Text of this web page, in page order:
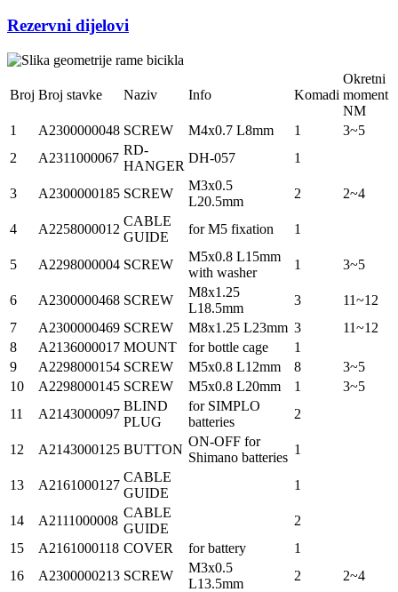
Rezervni dijelovi
Broj Broj stavke Naziv Info Komadi
Okretni
moment
NM
1
A2300000048 SCREW M4x0.7 L8mm 1
3~5
2
A2311000067
RD-
HANGER
DH-057 1
3 A2300000185 SCREW
M3x0.5
L20.5mm
2 2~4
4 A2258000012
CABLE
GUIDE
for M5 fixation 1
5 A2298000004 SCREW
M5x0.8 L15mm
with washer
1 3~5
6 A2300000468 SCREW
M8x1.25
L18.5mm
3
11~12
7
A2300000469 SCREW M8x1.25 L23mm 3
11~12
8
A2136000017 MOUNT for bottle cage
1
9
A2298000154 SCREW M5x0.8 L12mm 8
3~5
10
A2298000145 SCREW M5x0.8 L20mm 1
3~5
11
A2143000097
BLIND
PLUG
for SIMPLO
batteries
2
12 A2143000125 BUTTON
ON-OFF for
Shimano batteries
1
13 A2161000127
CABLE
GUIDE
1
14 A2111000008
CABLE
GUIDE
2
15
A2161000118 COVER for battery
1
16
A2300000213 SCREW
M3x0.5
L13.5mm
2
2~4